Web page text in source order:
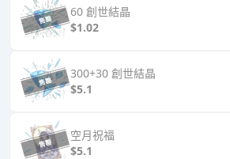
60 創世結晶
$1.02
300+30 創世結晶
$5.1
空月祝福
$5.1